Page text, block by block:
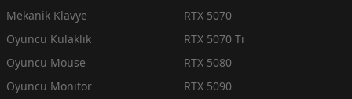
Mekanik Klavye
Oyuncu Kulaklık
Oyuncu Mouse
Oyuncu Monitör
RTX 5070
RTX 5070 Ti
RTX 5080
RTX 5090